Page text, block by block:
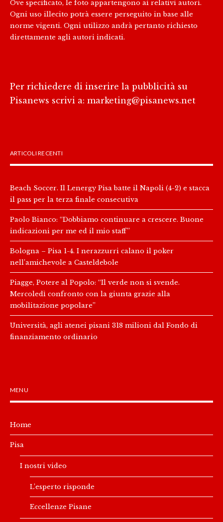
Ove specificato, le foto appartengono ai relativi autori.
Ogni uso illecito potrà essere perseguito in base alle
norme vigenti. Ogni utilizzo andrà pertanto richiesto
direttamente agli autori indicati.
Per richiedere di inserire la pubblicità su
Pisanews scrivi a: marketing@pisanews.net
ARTICOLI RECENTI
Beach Soccer. Il Lenergy Pisa batte il Napoli (4-2) e stacca
il pass per la terza finale consecutiva
Paolo Bianco: “Dobbiamo continuare a crescere. Buone
indicazioni per me ed il mio staff”
Bologna – Pisa 1-4. I nerazzurri calano il poker
nell’amichevole a Casteldebole
Piagge, Potere al Popolo: “Il verde non si svende.
Mercoledì confronto con la giunta grazie alla
mobilitazione popolare”
Università, agli atenei pisani 318 milioni dal Fondo di
finanziamento ordinario
MENU
Home
Pisa
I nostri video
L’esperto risponde
Eccellenze Pisane